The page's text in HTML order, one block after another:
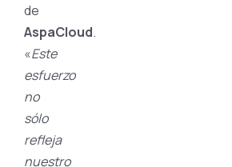
de
AspaCloud.
«Este
esfuerzo
no
sólo
refleja
nuestro